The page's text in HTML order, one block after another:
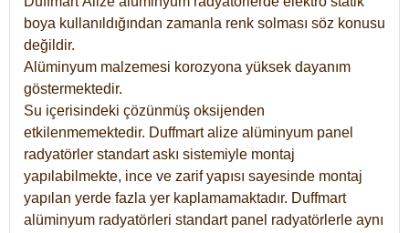
boya kullanıldığından zamanla renk solması söz konusu
değildir.
Alüminyum malzemesi korozyona yüksek dayanım
göstermektedir.
Su içerisindeki çözünmüş oksijenden
etkilenmemektedir. Duffmart alize alüminyum panel
radyatörler standart askı sistemiyle montaj
yapılabilmekte, ince ve zarif yapısı sayesinde montaj
yapılan yerde fazla yer kaplamamaktadır. Duffmart
alüminyum radyatörleri standart panel radyatörlerle aynı